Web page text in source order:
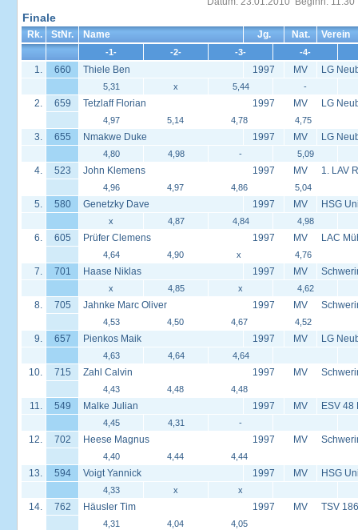
Finale
Rk. StNr. Name Jg. Nat. Verein
-1- -2- -3- -4-
1. 660 Thiele Ben 1997 MV LG
5,31 x 5,44 -
2. 659 Tetzlaff Florian 1997 MV LG
4,97 5,14 4,78 4,75
3. 655 Nmakwe Duke 1997 MV LG
4,80 4,98 - 5,09
4. 523 John Klemens 1997 MV 1. LAV
4,96 4,97 4,86 5,04
5. 580 Genetzky Dave 1997 MV HSG
x 4,87 4,84 4,98
6. 605 Prüfer Clemens 1997 MV LAC
4,64 4,90 x 4,76
7. 701 Haase Niklas 1997 MV
x 4,85 x 4,62
8. 705 Jahnke Marc Oliver 1997 MV
4,53 4,50 4,67 4,52
9. 657 Pienkos Maik 1997 MV LG
4,63 4,64 4,64
10. 715 Zahl Calvin 1997 MV
4,43 4,48 4,48
11. 549 Malke Julian 1997 MV ESV 48
4,45 4,31 -
12. 702 Heese Magnus 1997 MV
4,40 4,44 4,44
13. 594 Voigt Yannick 1997 MV HSG
4,33 x x
14. 762 Häusler Tim 1997 MV TSV
4,31 4,04 4,05